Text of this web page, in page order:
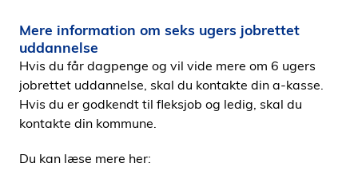
Mere information om seks ugers jobrettet
uddannelse
Hvis du får dagpenge og vil vide mere om 6 ugers
jobrettet uddannelse, skal du kontakte din a-kasse.
Hvis du er godkendt til fleksjob og ledig, skal du
kontakte din kommune.
Du kan læse mere her: